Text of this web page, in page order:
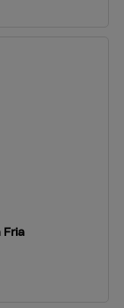
Fria